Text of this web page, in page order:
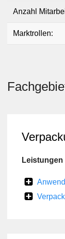
Anzahl
Marktrollen:
Leistungen